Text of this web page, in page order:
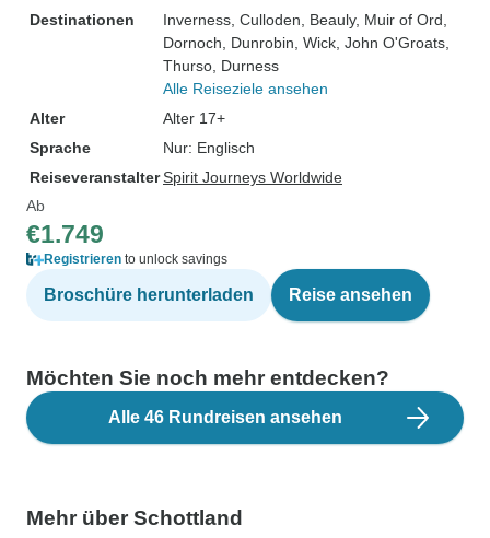
Destinationen
Inverness , Culloden , Beauly, Muir of Ord
Dornoch , Dunrobin , Wick , John O'Groats
Thurso , Durness
Alle Reiseziele ansehen
Alter
Alter 17+
Sprache
Nur: Englisch
ReiseveranstalterSpirit Journeys Worldwide
Ab
€1.749
Registrieren to unlock savings
Broschüre herunterladen Reise ansehen
Möchten Sie noch mehr entdecken?
Alle 46 Rundreisen ansehen
Mehr über Schottland